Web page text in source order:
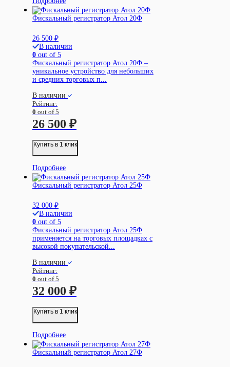
Фискальный регистратор Атол 20Ф
26 500 ₽
В наличии
0 out of 5
Фискальный регистратор Атол 20Ф –
уникальное устройство для небольших
и средних торговых п...
В наличии
Рейтинг:
0 out of 5
26 500 ₽
Купить в 1 клик
Подробнее
Фискальный регистратор Атол 25Ф
32 000 ₽
В наличии
0 out of 5
Фискальный регистратор Атол 25Ф
применяется на торговых площадках с
высокой покупательской...
В наличии
Рейтинг:
0 out of 5
32 000 ₽
Купить в 1 клик
Подробнее
Фискальный регистратор Атол 27Ф